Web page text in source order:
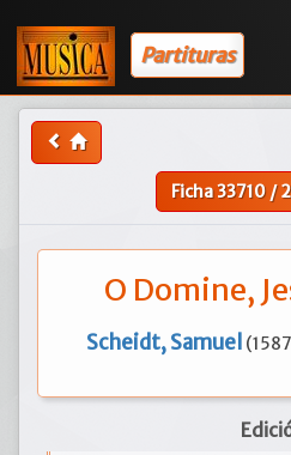
Partituras
Ficha33710 /
O Domine,
Scheidt, Samuel